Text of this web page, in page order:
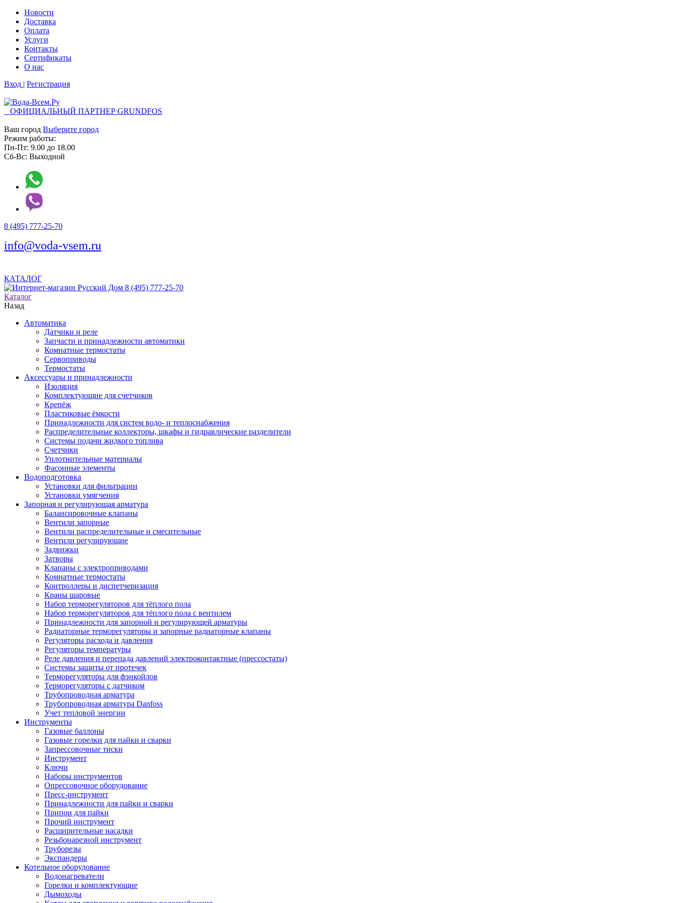
Новости
Доставка
Оплата
Услуги
Контакты
Cертификаты
О нас
Вход | Регистрация
ОФИЦИАЛЬНЫЙ ПАРТНЕР GRUNDFOS
Ваш город Выберите город
Режим работы:
Пн-Пт: 9.00 до 18.00
Сб-Вс: Выходной
8 (495) 777-25-70
info@voda-vsem.ru
КАТАЛОГ
8 (495) 777-25-70
Каталог
Назад
Автоматика
Датчики и реле
Запчасти и принадлежности автоматики
Комнатные термостаты
Сервоприводы
Термостаты
Аксессуары и принадлежности
Изоляция
Комплектующие для счетчиков
Крепёж
Пластиковые ёмкости
Принадлежности для систем водо- и теплоснабжения
Распределительные коллекторы, шкафы и гидравлические разделители
Системы подачи жидкого топлива
Счетчики
Уплотнительные материалы
Фасонные элементы
Водоподготовка
Установки для фильтрации
Установки умягчения
Запорная и регулирующая арматура
Балансировочные клапаны
Вентили запорные
Вентили распределительные и смесительные
Вентили регулирующие
Задвижки
Затворы
Клапаны с электроприводами
Комнатные термостаты
Контроллеры и диспетчеризация
Краны шаровые
Набор терморегуляторов для тёплого пола
Набор терморегуляторов для тёплого пола с вентилем
Принадлежности для запорной и регулирующей арматуры
Радиаторные терморегуляторы и запорные радиаторные клапаны
Регуляторы расхода и давления
Регуляторы температуры
Реле давления и перепада давлений электроконтактные (прессостаты)
Системы защиты от протечек
Терморегуляторы для фэнкойлов
Терморегуляторы с датчиком
Трубопроводная арматура
Трубопроводная арматура Danfoss
Учет тепловой энергии
Инструменты
Газовые баллоны
Газовые горелки для пайки и сварки
Запрессовочные тиски
Инструмент
Ключи
Наборы инструментов
Опрессовочное оборудование
Пресс-инструмент
Принадлежности для пайки и сварки
Припои для пайки
Прочий инструмент
Расширительные насадки
Резьбонарезной инструмент
Труборезы
Экспандеры
Котельное оборудование
Водонагреватели
Горелки и комплектующие
Дымоходы